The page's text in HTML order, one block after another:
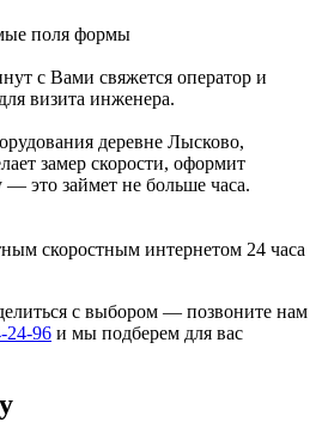
поля формы
с Вами свяжется оператор и
визита инженера.
деревне Лысково,
замер скорости, оформит
— это займет не больше часа.
скоростным интернетом 24 часа
с выбором — позвоните нам
24-96 и мы подберем для вас